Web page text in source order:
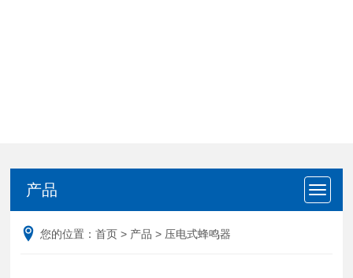
产品
您的位置：首页 > 产品 > 压电式蜂鸣器